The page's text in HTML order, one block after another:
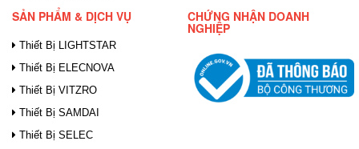
SẢN PHẨM & DỊCH VỤ
Thiết Bị LIGHTSTAR
Thiết Bị ELECNOVA
Thiết Bị VITZRO
Thiết Bị SAMDAI
Thiết Bị SELEC
CHỨNG NHẬN DOANH
NGHIỆP